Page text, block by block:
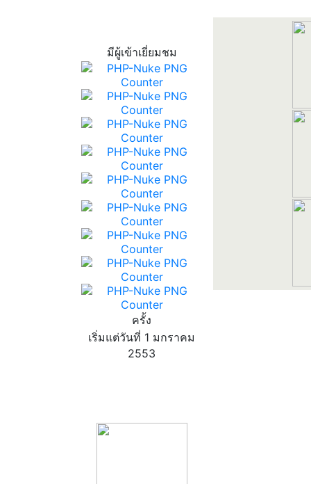
มีผู้เข้าเยี่ยมชม
ครั้ง
เริ่มแต่วันที่ 1 มกราคม
2553